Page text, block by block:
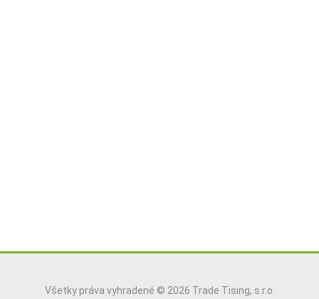
Všetky práva vyhradené © 2026 Trade Tising, s.r.o.